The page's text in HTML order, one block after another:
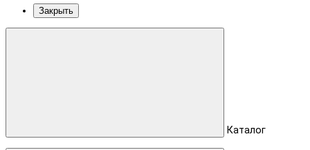
Закрыть
Каталог